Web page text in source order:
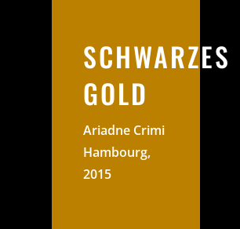
SCHWARZES
GOLD
Ariadne Crimi
Hambourg,
2015